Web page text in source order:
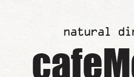
レストランウエ
フェモード～
らのお知らせ